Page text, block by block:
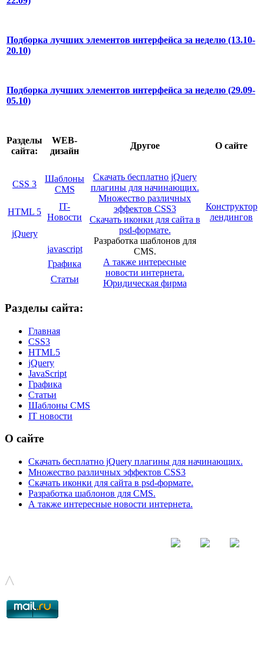
Подборка лучших элементов интерфейса за неделю (13.10-
20.10)
Подборка лучших элементов интерфейса за неделю (29.09-
05.10)
Разделы
сайта:
WEB-
дизайн
Другое О сайте
CSS 3
Шаблоны
CMS
Скачать бесплатно jQuery
плагины для начинающих.
Множество различных
эффектов CSS3
Скачать иконки для сайта в
psd-формате.
Разработка шаблонов для
CMS.
А также интересные
новости интернета.
Юридическая фирма
HTML 5
IT-
Новости
Конструктор
лендингов
jQuery
javascript
Графика
Статьи
Разделы сайта:
Главная
CSS3
HTML5
jQuery
JavaScript
Графика
Статьи
Шаблоны CMS
IT новости
О сайте
Скачать бесплатно jQuery плагины для начинающих.
Множество различных эффектов CSS3
Скачать иконки для сайта в psd-формате.
Разработка шаблонов для CMS.
А также интересные новости интернета.
© - 2015-2017 - helix.su - все для вашего сайта |
^